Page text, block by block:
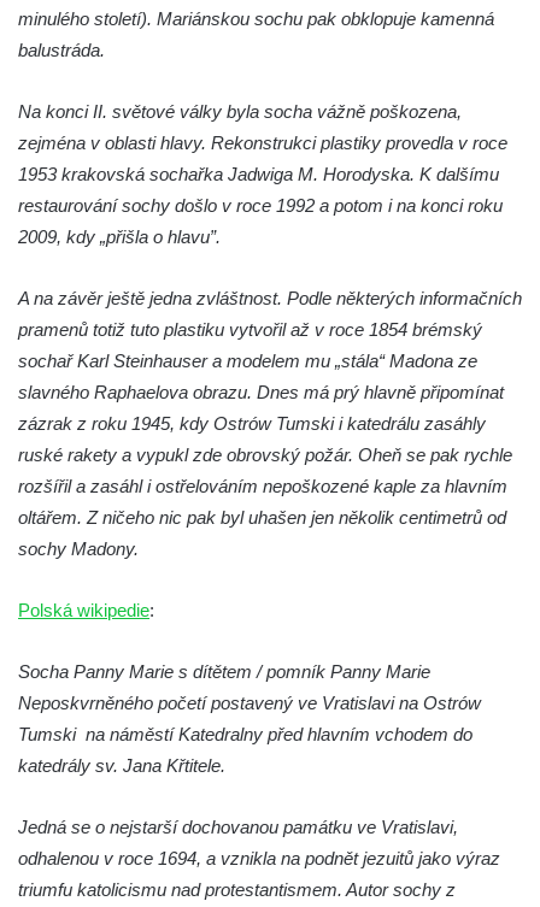
Reliéf Rodina a práce na budově záložny
čp. 69/1 v Českých Budějovicích
Českých Budějovicích
Socha Krista klesajícího pod křížem u
kostela svatého Mikuláše v Českých
Budějovicích
Socha svatého Jana Nepomuckého u
Budějovicích
Socha Tornádo v parku na Senovážném
náměstí v Českých Budějovicích
Sousoší Humanoidi na Lannově třídě v
Českých Budějovicích
Pomník Vojtěcha Adalberta Lanny v parku
Pomník Přemysla Otakara II. v parku Na
Památník Otokara Mokrého v parku Na
Poslední dochovaný tramvajový sloup na
Pražské třídě v Českých Budějovicích
Socha Civilizovaní na Husově třídě v
minulého století). Mariánskou sochu pak obklopuje kamenná
balustráda.
Na konci II. světové války byla socha vážně poškozena,
zejména v oblasti hlavy. Rekonstrukci plastiky provedla v roce
1953 krakovská sochařka Jadwiga M. Horodyska. K dalšímu
restaurování sochy došlo v roce 1992 a potom i na konci roku
2009, kdy „přišla o hlavu”.
A na závěr ještě jedna zvláštnost. Podle některých informačních
pramenů totiž tuto plastiku vytvořil až v roce 1854 brémský
sochař Karl Steinhauser a modelem mu „stála“ Madona ze
slavného Raphaelova obrazu. Dnes má prý hlavně připomínat
zázrak z roku 1945, kdy Ostrów Tumski i katedrálu zasáhly
ruské rakety a vypukl zde obrovský požár. Oheň se pak rychle
rozšířil a zasáhl i ostřelováním nepoškozené kaple za hlavním
oltářem. Z ničeho nic pak byl uhašen jen několik centimetrů od
sochy Madony.
Polská wikipedie:
Socha Panny Marie s dítětem / pomník Panny Marie
Neposkvrněného početí postavený ve Vratislavi na Ostrów
Tumski na náměstí Katedralny před hlavním vchodem do
katedrály sv. Jana Křtitele.
Jedná se o nejstarší dochovanou památku ve Vratislavi,
odhalenou v roce 1694, a vznikla na podnět jezuitů jako výraz
triumfu katolicismu nad protestantismem. Autor sochy z